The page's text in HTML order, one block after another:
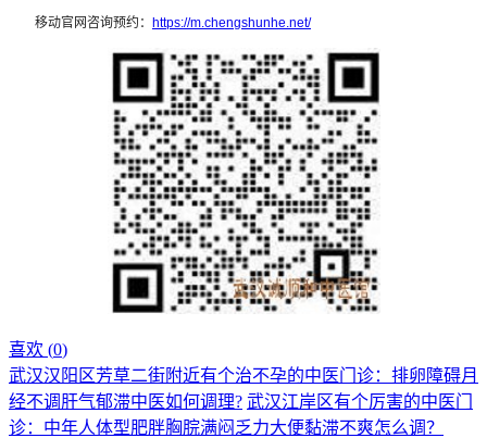
移动官网咨询预约： https://m.chengshunhe.net/
喜欢 (0)
武汉汉阳区芳草二街附近有个治不孕的中医门诊：排卵障碍月
经不调肝气郁滞中医如何调理? 武汉江岸区有个厉害的中医门
诊：中年人体型肥胖胸脘满闷乏力大便黏滞不爽怎么调？